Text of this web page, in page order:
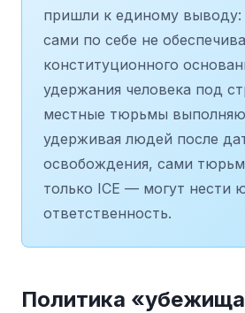
пришли к единому выводу:
сами по себе не
конституционного
удержания человека под
местные тюрьмы
удерживая людей после
освобождения, сами
только ICE — могут нести
ответственность.
Политика